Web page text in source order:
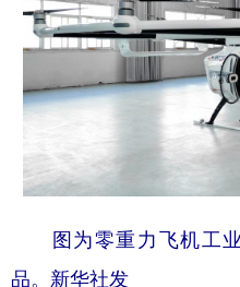
图为零重力飞机工业
品。新华社发